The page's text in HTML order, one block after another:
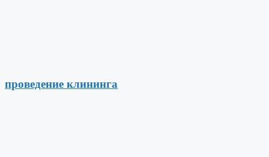
проведение клининга